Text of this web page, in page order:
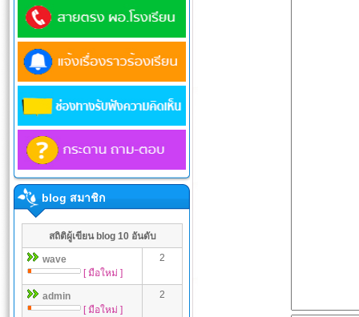
blog สมาชิก
สถิติผู้เขียน blog 10 อันดับ
wave
[ มือใหม่ ]
2
admin
[ มือใหม่ ]
2